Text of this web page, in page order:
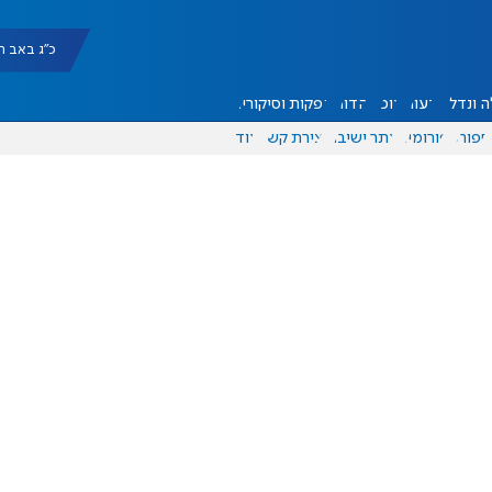
כ"ג באב תשפ"ו
ונדל"ן דעות אוכל יהדות הפקות וסיקורים
ספורט פורומים אתר ישיבה יצירת קשר עוד